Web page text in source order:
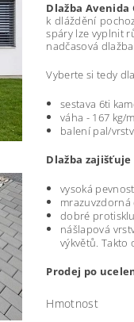
Dlažba Avenida
k dláždění
spáry lze vyplnit
nadčasová
Vyberte si tedy
sestava 6ti
váha - 167 kg/
balení pal/
Dlažba
vysoká
mrazuvzdorná
dobré
nášlapová
výkvětů.
Prodej po
Hmotnost